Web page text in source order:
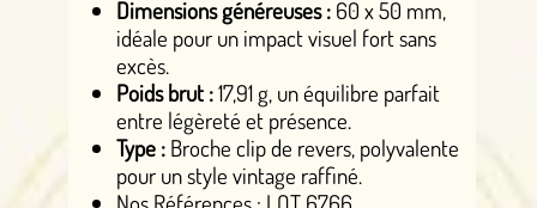
Dimensions généreuses : 60 x 50 mm,
idéale pour un impact visuel fort sans
excès.
Poids brut :17,91 g, un équilibre parfait
entre légèreté et présence.
Type : Broche clip de revers, polyvalente
pour un style vintage raffiné.